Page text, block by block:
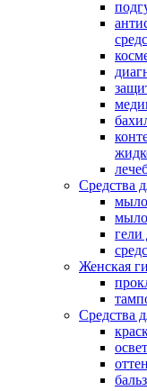
Средства
мыло
гели
Женская
Средства